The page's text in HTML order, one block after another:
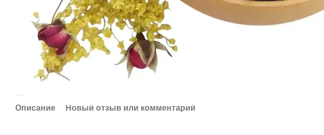
Описание Новый отзыв или комментарий